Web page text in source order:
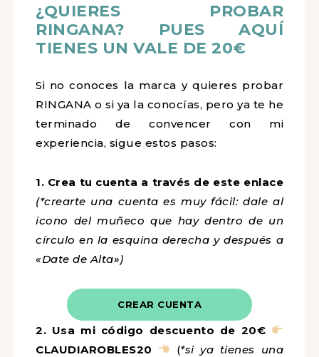
¿QUIERES PROBAR
RINGANA? PUES AQUÍ
TIENES UN VALE DE 20€
Si no conoces la marca y quieres probar
RINGANA o si ya la conocías, pero ya te he
terminado de convencer con mi
experiencia, sigue estos pasos:
1. Crea tu cuenta a través de este enlace
(*crearte una cuenta es muy fácil: dale al
icono del muñeco que hay dentro de un
círculo en la esquina derecha y después a
«Date de Alta»)
CREAR CUENTA
2. Usa mi código descuento de 20€
CLAUDIAROBLES20
(*si ya tienes una